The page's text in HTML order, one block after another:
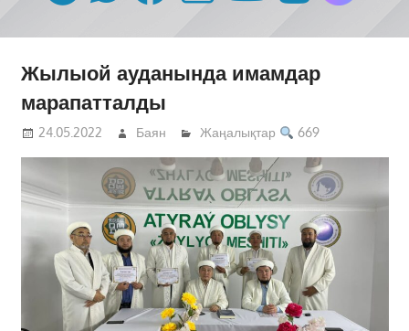
Жылыой ауданында имамдар
марапатталды
24.05.2022 Баян Жаңалықтар 669